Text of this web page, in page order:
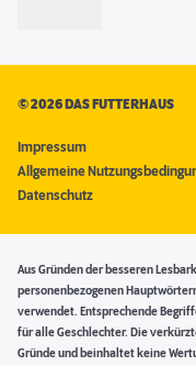
©2026 DAS FUTTERHAUS
Impressum
Allgemeine
Datenschutz
Aus Gründen der besseren
personenbezogenen
verwendet. Entsprechende
für alle Geschlechter. Die
Gründe und beinhaltet keine